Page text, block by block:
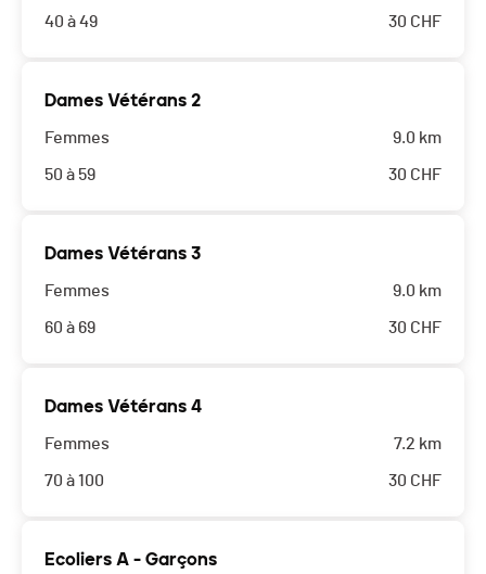
40 à 49 30 CHF
Dames Vétérans 2
Femmes
50 à 59
9.0 km
30 CHF
Dames Vétérans 3
Femmes
60 à 69
9.0 km
30 CHF
Dames Vétérans 4
Femmes
70 à 100
7.2 km
30 CHF
Ecoliers A - Garçons